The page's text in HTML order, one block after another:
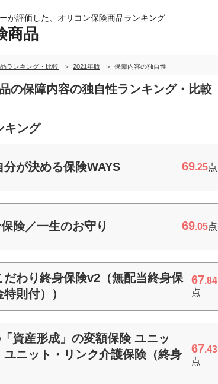
が評価した、オリコン保険商品ランキング
商品
ランキング・比較 2021年版 保障内容の独自性
の保障内容の独自性ランキング・比較
キング
が決める保険WAYS 69.25点
険／一生のお守り 69.05点
わり終身保険v2（無配当終身保
則付））
67.84
点
資産形成」の変額保険 ユニッ
ニット・リンク介護保険（終身
67.43
点